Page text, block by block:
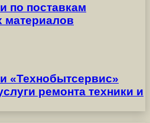
по поставкам
материалов
«Технобытсервис»
ремонта техники и